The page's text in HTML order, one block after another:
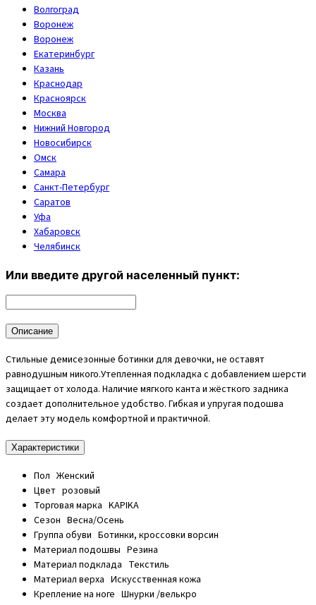
Волгоград
Воронеж
Воронеж
Екатеринбург
Казань
Краснодар
Красноярск
Москва
Нижний Новгород
Новосибирск
Омск
Самара
Санкт-Петербург
Саратов
Уфа
Хабаровск
Челябинск
Или введите другой населенный пункт:
Описание
Стильные демисезонные ботинки для девочки, не оставят
равнодушным никого.Утепленная подкладка с добавлением шерсти
защищает от холода. Наличие мягкого канта и жёсткого задника
создает дополнительное удобство. Гибкая и упругая подошва
делает эту модель комфортной и практичной.
Характеристики
Пол Женский
Цвет розовый
Торговая марка KAPIKA
Сезон Весна/Осень
Группа обуви Ботинки, кроссовки ворсин
Материал подошвы Резина
Материал подклада Текстиль
Материал верха Искусственная кожа
Крепление на ноге Шнурки /велькро